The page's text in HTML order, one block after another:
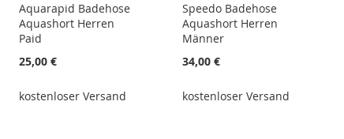
Aquarapid Badehose
Aquashort Herren
Paid
25,00 €
kostenloser Versand
Speedo Badehose
Aquashort Herren
Männer
34,00 €
kostenloser Versand